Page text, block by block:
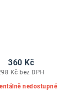
nedostupné
Kč bez DPH
360 Kč